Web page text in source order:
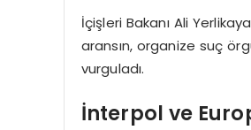
İçişleri Bakanı Ali
aransın, organize suç
vurguladı.
İnterpol ve